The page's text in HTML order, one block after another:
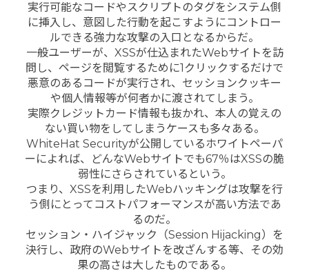
実行可能なコードやスクリプトのタグをシステム側
に挿入し、意図した行動を起こすようにコントロー
ルできる強力な攻撃の入口となるからだ。
一般ユーザーが、XSSが仕込まれたWebサイトを訪
問し、ページを閲覧するために1クリックするだけで
悪意のあるコードが実行され、セッションクッキー
や個人情報等が何者かに渡されてしまう。
実際クレジットカード情報も抜かれ、本人の覚えの
ない買い物をしてしまうケースも多々ある。
WhiteHat Securityが公開しているホワイトペーパ
ーによれば、どんなWebサイトでも67％はXSSの脆
弱性にさらされているという。
つまり、XSSを利用したWebハッキングは攻撃を行
う側にとってコストパフォーマンスが高い方法であ
るのだ。
セッション・ハイジャック（Session Hijacking）を
決行し、政府のWebサイトを改ざんする等、その効
果の高さは大したものである。